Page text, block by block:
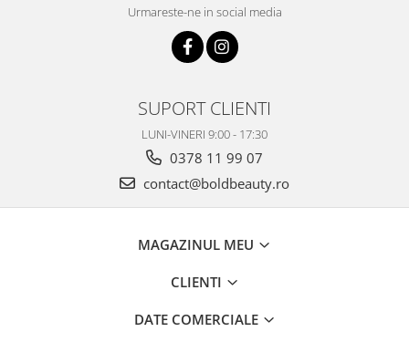
Urmareste-ne in social media
SUPORT CLIENTI
LUNI-VINERI 9:00 - 17:30
0378 11 99 07
contact@boldbeauty.ro
MAGAZINUL MEU
CLIENTI
DATE COMERCIALE